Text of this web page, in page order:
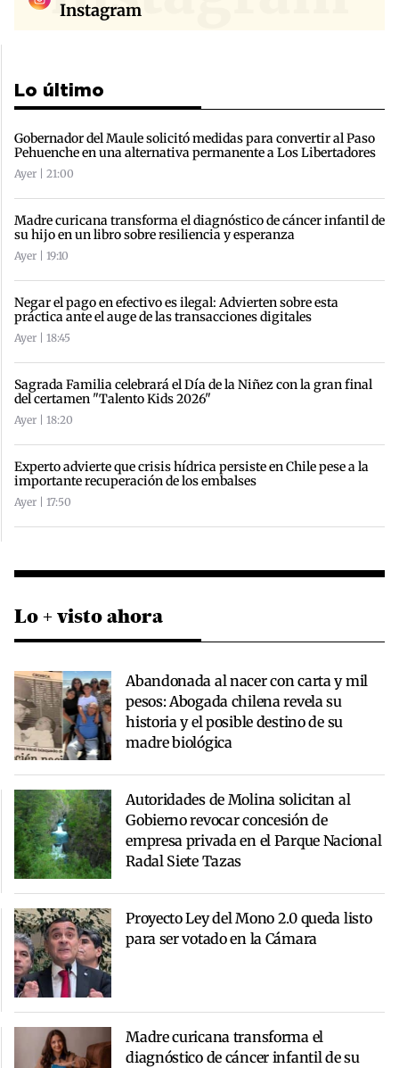
Instagram
Lo último
Gobernador del Maule solicitó medidas para convertir al Paso
Pehuenche en una alternativa permanente a Los Libertadores
Ayer | 21:00
Madre curicana transforma el diagnóstico de cáncer infantil de
su hijo en un libro sobre resiliencia y esperanza
Ayer | 19:10
Negar el pago en efectivo es ilegal: Advierten sobre esta
práctica ante el auge de las transacciones digitales
Ayer | 18:45
Sagrada Familia celebrará el Día de la Niñez con la gran final
del certamen "Talento Kids 2026"
Ayer | 18:20
Experto advierte que crisis hídrica persiste en Chile pese a la
importante recuperación de los embalses
Ayer | 17:50
Lo + visto ahora
Abandonada al nacer con carta y mil
pesos: Abogada chilena revela su
historia y el posible destino de su
madre biológica
Autoridades de Molina solicitan al
Gobierno revocar concesión de
empresa privada en el Parque Nacional
Radal Siete Tazas
Proyecto Ley del Mono 2.0 queda listo
para ser votado en la Cámara
Madre curicana transforma el
diagnóstico de cáncer infantil de su